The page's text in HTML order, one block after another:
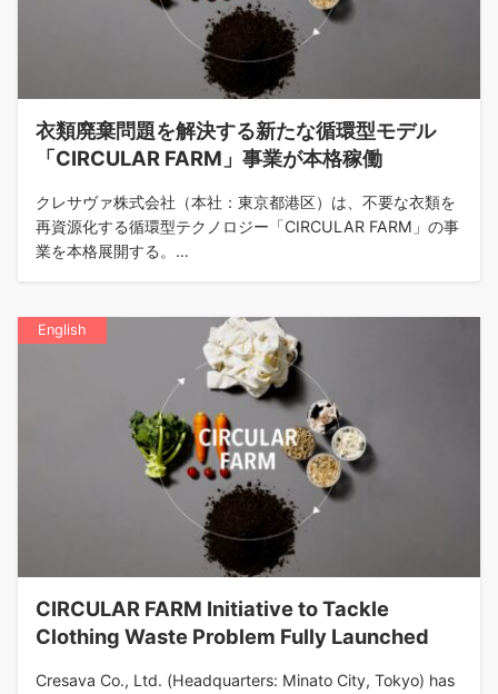
衣類廃棄問題を解決する新たな循環型モデル
「CIRCULAR FARM」事業が本格稼働
クレサヴァ株式会社（本社：東京都港区）は、不要な衣類を
再資源化する循環型テクノロジー「CIRCULAR FARM」の事
業を本格展開する。…
English
CIRCULAR FARM Initiative to Tackle
Clothing Waste Problem Fully Launched
Cresava Co., Ltd. (Headquarters: Minato City, Tokyo) has